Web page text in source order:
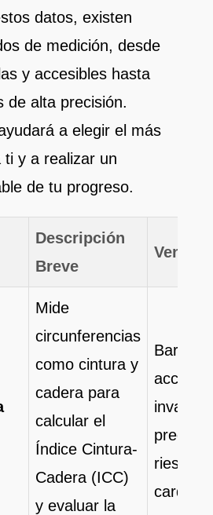
datos, existen
de medición, desde
y accesibles hasta
de alta precisión.
a elegir el más
ti y a realizar un
de tu progreso.
Descripción
Breve
Mide
circunferencias
como cintura y
cadera para
calcular el
Índice Cintura-
Cadera (ICC)
y evaluar la
Barato,
riesgo